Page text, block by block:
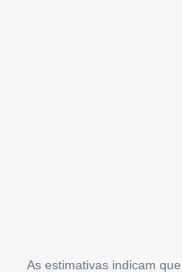
As estimativas indicam